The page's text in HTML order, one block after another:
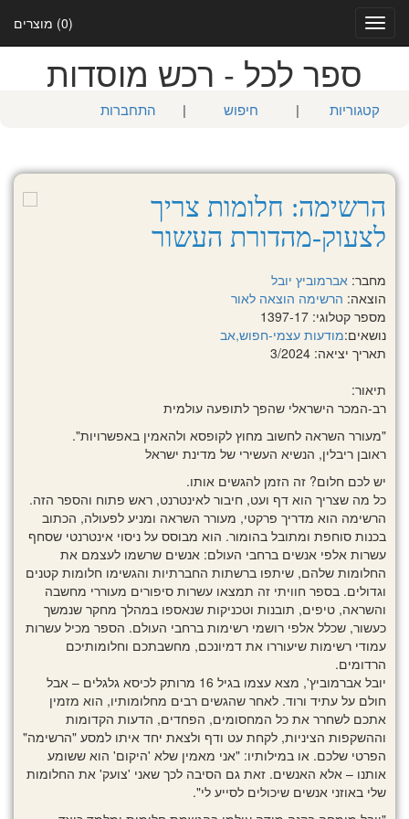
(0) מוצרים
Toggle
navigation
ספר לכל - רכש מוסדות
קטגוריות | חיפוש | התחברות
הרשימה: חלומות צריך
לצעוק-מהדורת העשור
מחבר: אברמוביץ יובל
הוצאה: הרשימה הוצאה לאור
מספר קטלוגי: 1397-17
נושאים:מודעות עצמי-חפוש,אב
תאריך יציאה: 3/2024
תיאור:
רב-המכר הישראלי שהפך לתופעה עולמית
"מעורר השראה לחשוב מחוץ לקופסא ולהאמין באפשרויות".
ראובן ריבלין, הנשיא העשירי של מדינת ישראל
יש לכם חלום? זה הזמן להגשים אותו.
כל מה שצריך הוא דף ועט, חיבור לאינטרנט, ראש פתוח והספר הזה.
הרשימה הוא מדריך פרקטי, מעורר השראה ומניע לפעולה, הכתוב
בכנות סוחפת ומתובל בהומור. הוא מבוסס על ניסוי אינטרנטי שסחף
עשרות אלפי אנשים ברחבי העולם: אנשים שרשמו לעצמם את
החלומות שלהם, שיתפו ברשתות החברתיות והגשימו חלומות קטנים
וגדולים. בספר חוויתי זה תמצאו עשרות סיפורים מעוררי מחשבה
והשראה, טיפים, תובנות וטכניקות שנאספו במהלך מחקר שנמשך
כעשור, שכלל אלפי רושמי רשימות ברחבי העולם. הספר מכיל עשרות
עמודי רשימות שיעוררו את דמיונכם, מחשבתכם וחלומותיכם
הרדומים.
יובל אברמוביץ', מצא עצמו בגיל 16 מרותק לכיסא גלגלים – אבל
חולם על עתיד ורוד. לאחר שהגשים רבים מחלומותיו, הוא מזמין
אתכם לשחרר את כל המחסומים, הפחדים, הדעות הקדומות
וההשקפות הציניות, לקחת עט ודף ולצאת יחד איתו למסע "הרשימה"
הפרטי שלכם. או במילותיו: "אני מאמין שלא 'היקום' הוא ששומע
אותנו – אלא האנשים. זאת גם הסיבה לכך שאני 'צועק' את החלומות
שלי באוזני אנשים שיכולים לסייע לי".